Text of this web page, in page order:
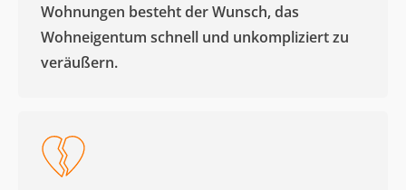
Wohnungen besteht der Wunsch, das
Wohneigentum schnell und unkompliziert zu
veräußern. ​